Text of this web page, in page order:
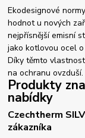
Ekodesignové
hodnot u nových
nejpřísnější emisní
jako kotlovou ocel
Díky těmto
na ochranu ovzduší.
Produkty
nabídky
Czechtherm
zákazníka